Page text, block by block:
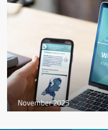
November 2025